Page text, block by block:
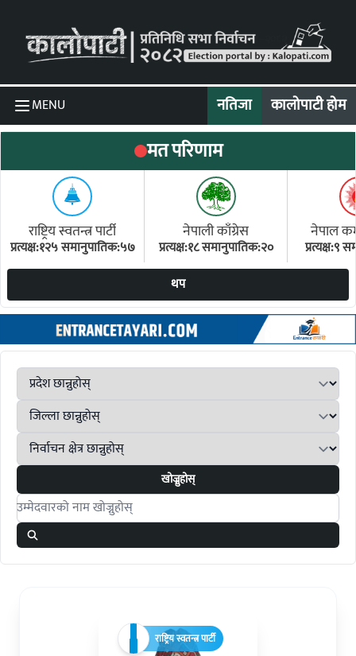
MENU नतिजा कालोपाटी होम
मत परिणाम
राष्ट्रिय स्वतन्त्र पार्टी
प्रत्यक्ष:१२५ समानुपातिक:५७
नेपाली काँग्रेस
प्रत्यक्ष:१८ समानुपातिक:२०
नेपाल
प्रत्यक्ष:९
थप
खोज्नुहोस्
Search candidates
राष्ट्रिय स्वतन्त्र पार्टी